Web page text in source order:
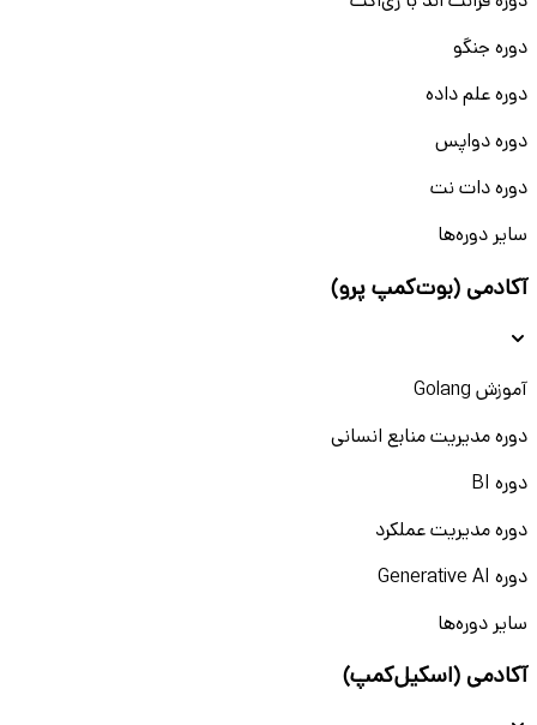
دوره جنگو
دوره علم داده
دوره دواپس
دوره دات نت
سایر دوره‌ها
آکادمی (بوت‌کمپ پرو)
آموزش Golang
دوره مدیریت منابع انسانی
دوره BI
دوره مدیریت عملکرد
دوره Generative AI
سایر دوره‌ها
آکادمی (اسکیل‌کمپ)